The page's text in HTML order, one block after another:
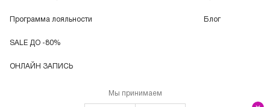
Программа лояльности
SALE ДО -80%
ОНЛАЙН ЗАПИСЬ
Блог
Мы принимаем